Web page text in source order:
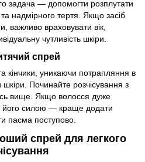
задача — допомогти розплутати
надмірного тертя. Якщо засіб
важливо враховувати вік,
чутливість шкіри.
спрей
кінчики, уникаючи потрапляння в
шкіри. Починайте розчісування з
вище. Якщо волосся дуже
його силою — краще додати
пасма поступово.
спрей для легкого